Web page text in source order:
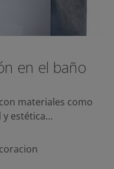
en el baño
materiales como
y estética…